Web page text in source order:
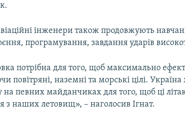
інженери також продовжують
програмування, завдання ударів
потрібна для того, щоб максимально
повітряні, наземні та морські цілі. Україна
на певних майданчиках для того, щоб ці
з наших летовищ», – наголосив Ігнат.